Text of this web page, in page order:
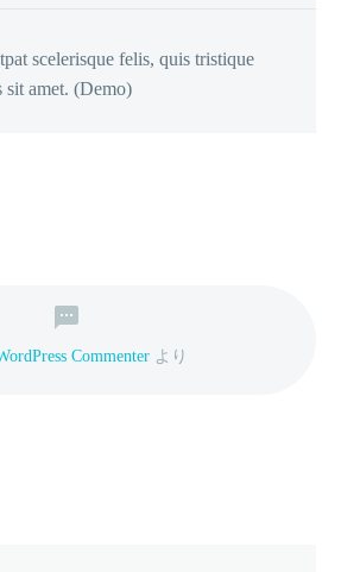
scelerisque felis, quis tristique
sit amet. (Demo)
Commenter より